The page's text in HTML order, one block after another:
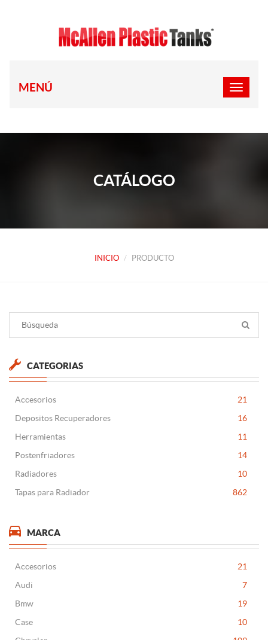
MENÚ
CATÁLOGO
INICIO PRODUCTO
CATEGORIAS
Accesorios
21
Depositos Recuperadores
16
Herramientas
11
Postenfriadores
14
Radiadores
10
Tapas para Radiador
862
MARCA
Accesorios
21
Audi
7
Bmw
19
Case
10